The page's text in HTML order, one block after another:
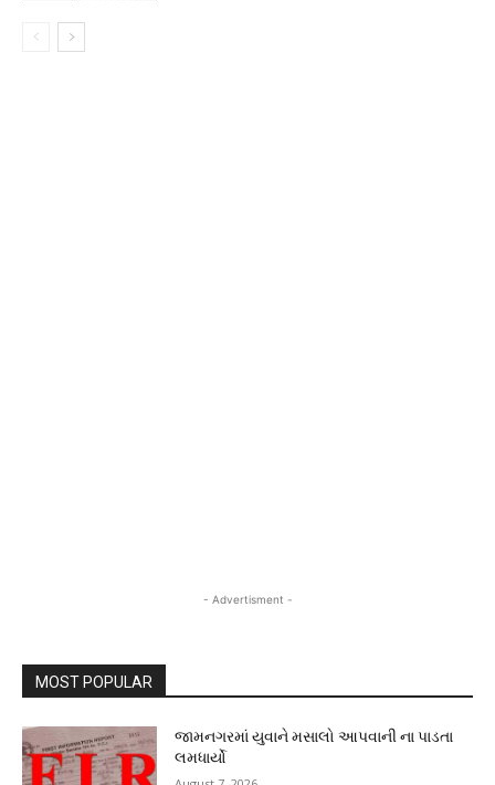
- Advertisment -
MOST POPULAR
જામનગરમાં યુવાને મસાલો આપવાની ના પાડતા
લમધાર્યો